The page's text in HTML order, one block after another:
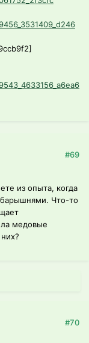
#69
из опыта, когда
барышнями. Что-то
медовые
#70